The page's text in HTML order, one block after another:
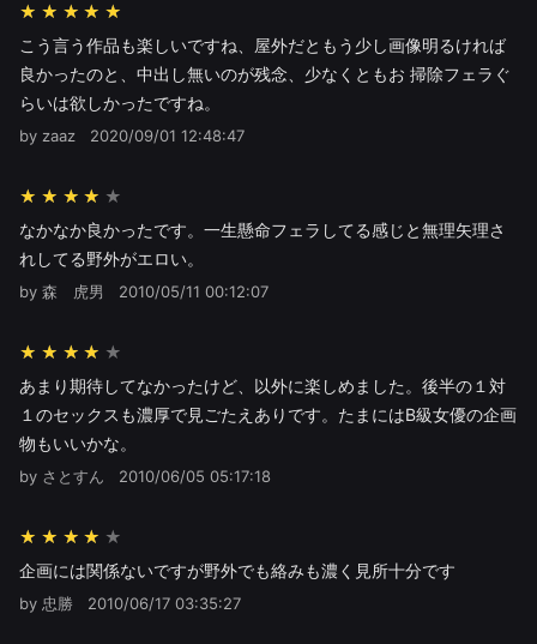
★★★★★
こう言う作品も楽しいですね、屋外だともう少し画像明るければ
良かったのと、中出し無いのが残念、少なくともお 掃除フェラぐ
らいは欲しかったですね。
by zaaz 2020/09/01 12:48:47
★★★★
なかなか良かったです。一生懸命フェラしてる感じと無理矢理さ
れしてる野外がエロい。
by 森 虎男 2010/05/11 00:12:07
★★★★
あまり期待してなかったけど、以外に楽しめました。後半の１対
１のセックスも濃厚で見ごたえありです。たまにはB級女優の企画
物もいいかな。
by さとすん 2010/06/05 05:17:18
★★★★
企画には関係ないですが野外でも絡みも濃く見所十分です
by 忠勝 2010/06/17 03:35:27